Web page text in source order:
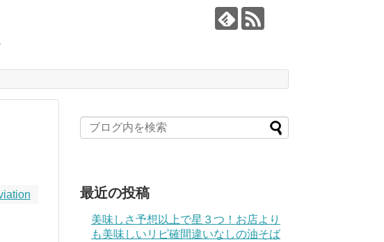
最近の投稿
美味しさ予想以上で星３つ！お店より
も美味しいリピ確間違いなしの油そば